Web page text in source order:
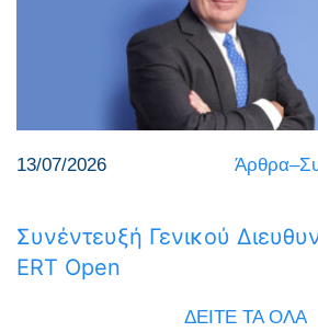
13/07/2026
Συνέντευξή Γενικού
ERT Open
ΔΕΙΤΕ ΤΑ ΟΛΑ